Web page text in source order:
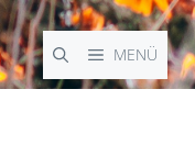
MENÜ